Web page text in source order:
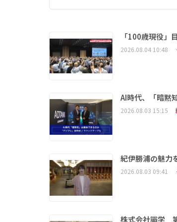
「100歳現役
2026.08.04 10:48
AI時代、「暗黙
2026.08.03 15:15
紀伊勝浦の魅力
2026.08.03 09:41
株式会社識学